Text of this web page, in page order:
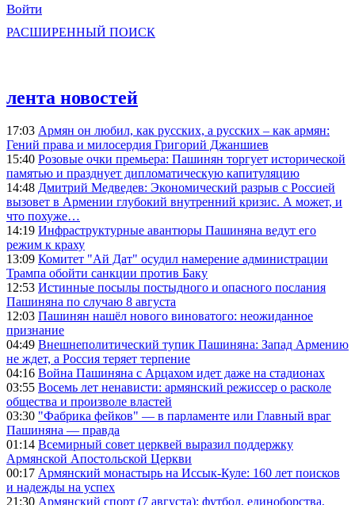
Войти
РАСШИРЕННЫЙ ПОИСК
лента новостей
17:03 Армян он любил, как русских, а русских – как армян:
Гений права и милосердия Григорий Джаншиев
15:40 Розовые очки премьера: Пашинян торгует исторической
памятью и празднует дипломатическую капитуляцию
14:48 Дмитрий Медведев: Экономический разрыв с Россией
вызовет в Армении глубокий внутренний кризис. А может, и
что похуже…
14:19 Инфраструктурные авантюры Пашиняна ведут его
режим к краху
13:09 Комитет "Ай Дат" осудил намерение администрации
Трампа обойти санкции против Баку
12:53 Истинные посылы постыдного и опасного послания
Пашиняна по случаю 8 августа
12:03 Пашинян нашёл нового виноватого: неожиданное
признание
04:49 Внешнеполитический тупик Пашиняна: Запад Армению
не ждет, а Россия теряет терпение
04:16 Война Пашиняна с Арцахом идет даже на стадионах
03:55 Восемь лет ненависти: армянский режиссер о расколе
общества и произволе властей
03:30 "Фабрика фейков" — в парламенте или Главный враг
Пашиняна — правда
01:14 Всемирный совет церквей выразил поддержку
Армянской Апостольской Церкви
00:17 Армянский монастырь на Иссык-Куле: 160 лет поисков
и надежды на успех
21:30 Армянский спорт (7 августа): футбол, единоборства,